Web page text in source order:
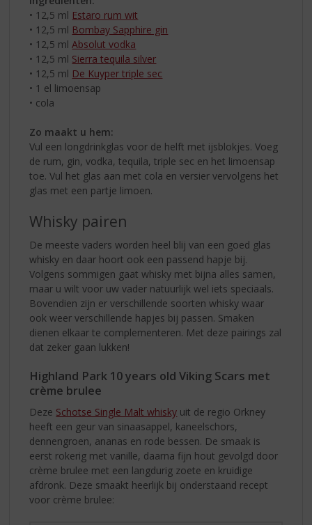
• 12,5 ml Estaro rum wit
• 12,5 ml Bombay Sapphire gin
• 12,5 mlAbsolut vodka
• 12,5 ml Sierra tequila silver
• 12,5 ml De Kuyper triple sec
• 1 el limoensap
• cola
Zo maakt u hem:
Vul een longdrinkglas voor de helft met ijsblokjes. Voeg
de rum, gin, vodka, tequila, triple sec en het limoensap
toe. Vul het glas aan met cola en versier vervolgens het
glas met een partje limoen.
Whisky pairen
De meeste vaders worden heel blij van een goed glas
whisky en daar hoort ook een passend hapje bij.
Volgens sommigen gaat whisky met bijna alles samen,
maar u wilt voor uw vader natuurlijk wel iets speciaals.
Bovendien zijn er verschillende soorten whisky waar
ook weer verschillende hapjes bij passen. Smaken
dienen elkaar te complementeren. Met deze pairings zal
dat zeker gaan lukken!
Highland Park 10 years old Viking Scars met
crème brulee
Deze Schotse Single Malt whisky uit de regio Orkney
heeft een geur van sinaasappel, kaneelschors,
dennengroen, ananas en rode bessen. De smaak is
eerst rokerig met vanille, daarna fijn hout gevolgd door
crème brulee met een langdurig zoete en kruidige
afdronk. Deze smaakt heerlijk bij onderstaand recept
voor crème brulee: